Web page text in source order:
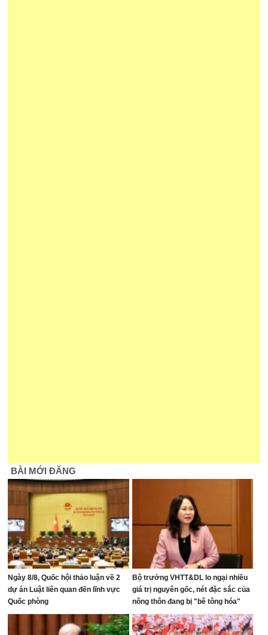
BÀI MỚI ĐĂNG
Ngày 8/8, Quốc hội thảo luận về 2
dự án Luật liên quan đến lĩnh vực
Quốc phòng
Bộ trưởng VHTT&DL lo ngại nhiều
giá trị nguyên gốc, nét đặc sắc của
nông thôn đang bị "bê tông hóa"